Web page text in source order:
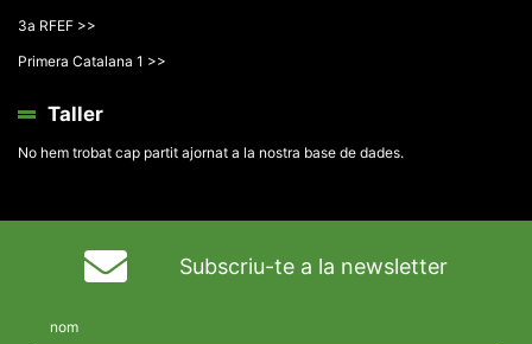
3a RFEF >>
Primera Catalana 1 >>
Taller
No hem trobat cap partit ajornat a la nostra base de dades.
Subscriu-te a la newsletter